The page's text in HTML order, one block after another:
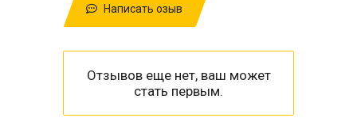
Написать озыв
Отзывов еще нет, ваш может
стать первым.